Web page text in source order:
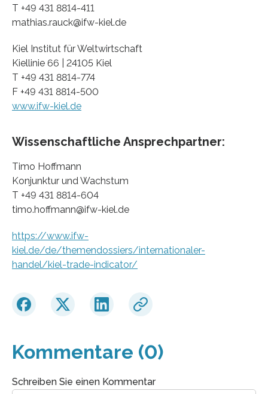
T +49 431 8814-411
mathias.rauck@ifw-kiel.de
Kiel Institut für Weltwirtschaft
Kiellinie 66 | 24105 Kiel
T +49 431 8814-774
F +49 431 8814-500
www.ifw-kiel.de
Wissenschaftliche Ansprechpartner:
Timo Hoffmann
Konjunktur und Wachstum
T +49 431 8814-604
timo.hoffmann@ifw-kiel.de
https://www.ifw-
kiel.de/de/themendossiers/internationaler-
handel/kiel-trade-indicator/
Kommentare (0)
Schreiben Sie einen Kommentar